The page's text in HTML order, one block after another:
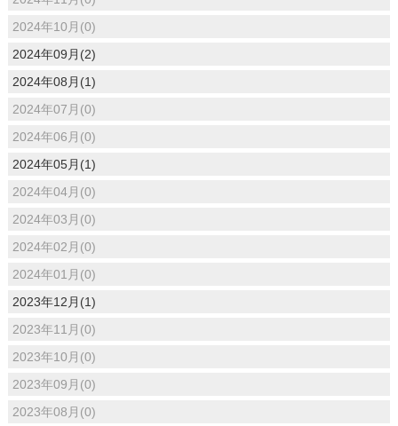
2024年10月(0)
2024年09月(2)
2024年08月(1)
2024年07月(0)
2024年06月(0)
2024年05月(1)
2024年04月(0)
2024年03月(0)
2024年02月(0)
2024年01月(0)
2023年12月(1)
2023年11月(0)
2023年10月(0)
2023年09月(0)
2023年08月(0)